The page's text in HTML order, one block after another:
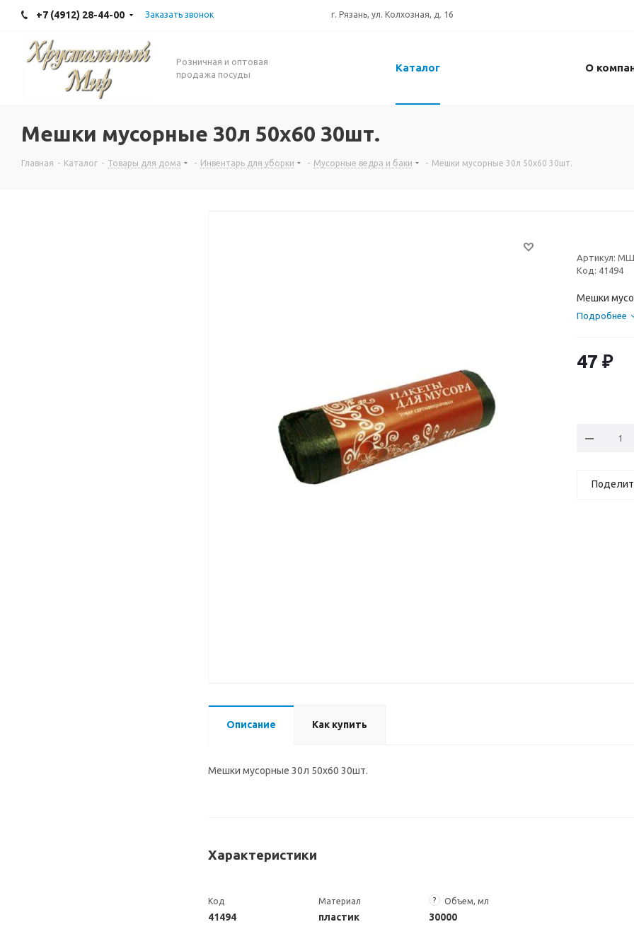
+7 (4912) 28-44-00 Заказать звонок г. Рязань, ул. Колхозная, д. 16
Розничная и оптовая
продажа посуды
Каталог О
Мешки мусорные 30л 50x60 30шт.
Главная - Каталог - Товары для дома - Инвентарь для уборки - Мусорные ведра и баки - Мешки мусорные 30л 50x60 30шт.
Артикул:
Код: 41494
Мешки
Подробнее
47 ₽
Описание Как купить
Мешки мусорные 30л 50x60 30шт.
Характеристики
Код
41494
Материал
пластик
? Объем, мл
30000